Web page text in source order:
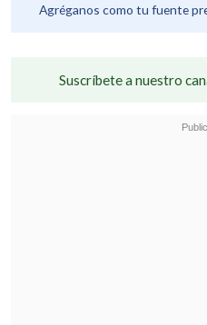
Agréganos como tu fuente
Suscríbete a nuestro